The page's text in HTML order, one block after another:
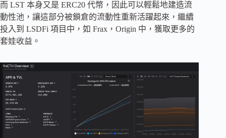
而 LST 本身又是 ERC20 代幣，因此可以輕鬆地建造流
動性池，讓這部分被鎖倉的流動性重新活躍起來，繼續
投入到 LSDFi 項目中，如 Frax，Origin 中，獲取更多的
套娃收益。